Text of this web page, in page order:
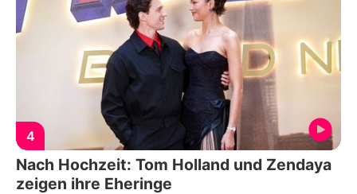
4
Nach Hochzeit: Tom Holland und Zendaya
zeigen ihre Eheringe